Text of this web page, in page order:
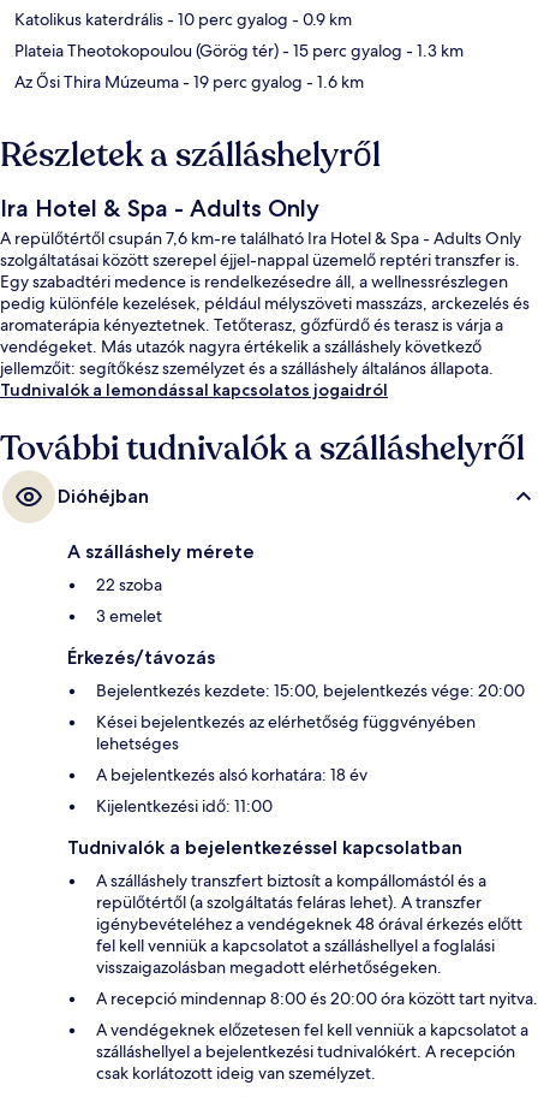
Katolikus katerdrális- 10 perc gyalog - 0.9 km
Plateia Theotokopoulou (Görög tér)- 15 perc gyalog - 1.3 km
Az Ősi Thira Múzeuma- 19 perc gyalog - 1.6 km
Részletek a szálláshelyről
Ira Hotel & Spa - Adults Only
A repülőtértől csupán 7,6 km-re található Ira Hotel & Spa - Adults Only
szolgáltatásai között szerepel éjjel-nappal üzemelő reptéri transzfer is.
Egy szabadtéri medence is rendelkezésedre áll, a wellnessrészlegen
pedig különféle kezelések, például mélyszöveti masszázs, arckezelés és
aromaterápia kényeztetnek. Tetőterasz, gőzfürdő és terasz is várja a
vendégeket. Más utazók nagyra értékelik a szálláshely következő
jellemzőit: segítőkész személyzet és a szálláshely általános állapota.
Tudnivalók a lemondással kapcsolatos jogaidról
További tudnivalók a szálláshelyről
Dióhéjban
A szálláshely mérete
22 szoba
3 emelet
Érkezés/távozás
Bejelentkezés kezdete: 15:00, bejelentkezés vége: 20:00
Kései bejelentkezés az elérhetőség függvényében
lehetséges
A bejelentkezés alsó korhatára: 18 év
Kijelentkezési idő: 11:00
Tudnivalók a bejelentkezéssel kapcsolatban
A szálláshely transzfert biztosít a kompállomástól és a
repülőtértől (a szolgáltatás feláras lehet). A transzfer
igénybevételéhez a vendégeknek 48 órával érkezés előtt
fel kell venniük a kapcsolatot a szálláshellyel a foglalási
visszaigazolásban megadott elérhetőségeken.
A recepció mindennap 8:00 és 20:00 óra között tart nyitva.
A vendégeknek előzetesen fel kell venniük a kapcsolatot a
szálláshellyel a bejelentkezési tudnivalókért. A recepción
csak korlátozott ideig van személyzet.